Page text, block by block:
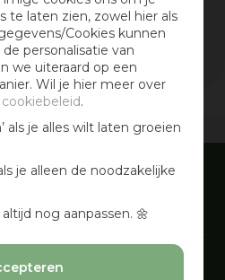
te laten zien, zowel hier als
Cookies kunnen
personalisatie van
we uiteraard op een
Wil je hier meer over
cookiebeleid.
als je alles wilt laten groeien
je alleen de noodzakelijke
nog aanpassen. 🌼
resetten
van 10:00 - 17:00